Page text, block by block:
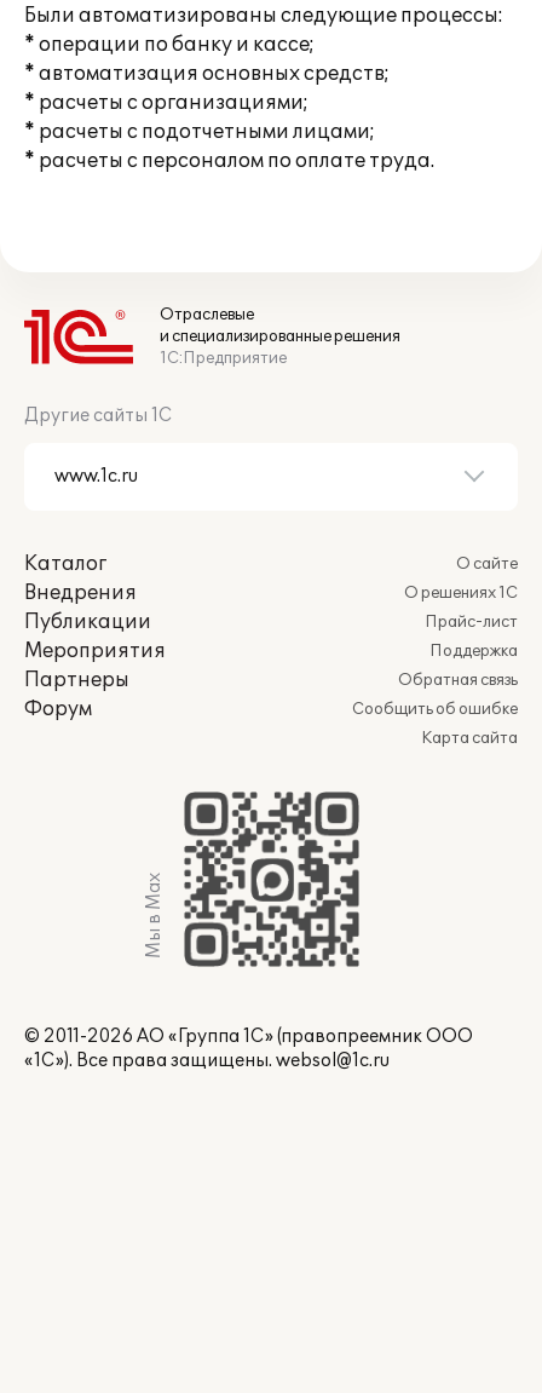
Были автоматизированы следующие процессы:
* операции по банку и кассе;
* автоматизация основных средств;
* расчеты с организациями;
* расчеты с подотчетными лицами;
* расчеты с персоналом по оплате труда.
Отраслевые
и специализированные решения
1С:Предприятие
Другие сайты 1С
Каталог
Внедрения
Публикации
Мероприятия
Партнеры
Форум
О сайте
О решениях 1С
Прайс-лист
Поддержка
Обратная связь
Сообщить об ошибке
Карта сайта
Мы в Max
© 2011-2026 АО «Группа 1С» (правопреемник ООО
«1С»). Все права защищены. websol@1c.ru